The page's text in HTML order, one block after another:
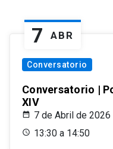
7 ABR
Conversatorio
Conversatorio |
XIV
7 de Abril de 2026
13:30 a 14:50